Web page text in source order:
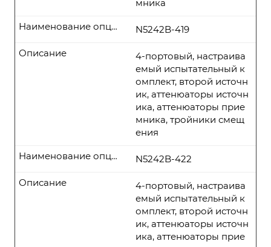
мника
N5242B-419
Наименование опции
4-портовый, настраива
емый испытательный к
омплект, второй источн
ик, аттенюаторы источн
ика, аттенюаторы прие
мника, тройники смещ
ения
Описание
N5242B-422
Наименование опции
4-портовый, настраива
емый испытательный к
омплект, второй источн
ик, аттенюаторы источн
ика, аттенюаторы прие
Описание